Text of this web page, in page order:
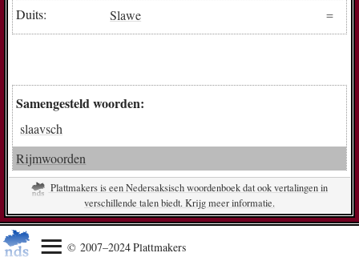
Duits:
Slawe
Samengesteld woorden:
slaavsch
Rijmwoorden
Plattmakers is een Nedersaksisch woordenboek dat ook vertalingen in
verschillende talen biedt. Krijg meer informatie.
© 2007–2024 Plattmakers